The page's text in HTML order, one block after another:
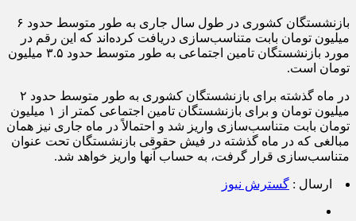
بازنشستگان کشوری در طول سال جاری به طور متوسط حدود ۶
میلیون تومان بابت متناسب‌سازی دریافت کرده‌اند که این رقم در
مورد بازنشستگان تامین اجتماعی به طور متوسط حدود ۳.۵ میلیون
تومان است.
در ماه گذشته برای بازنشستگان کشوری به طور متوسط حدود ۲
میلیون تومان و برای بازنشستگان تامین اجتماعی کمتر از ۱ میلیون
تومان بابت متناسب‌سازی واریز شد و احتمالاً در ماه جاری نیز همان
مبالغی که در ماه گذشته در فیش حقوقی بازنشستگان تحت عنوان
متناسب‌سازی قرار گرفت، به حساب آنها واریز خواهد شد.
ارسال : گسترش نیوز